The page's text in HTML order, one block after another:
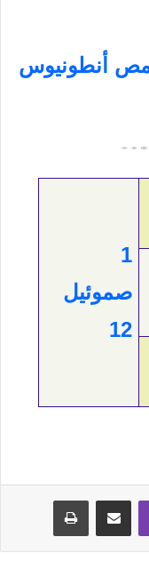
11 للقمص أنطونيوس
1
صموئيل
12
ڤايبر